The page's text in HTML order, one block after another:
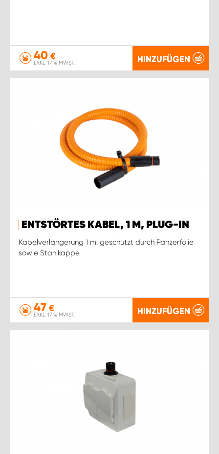
40 €
EXKL. 17 % MWST. HINZUFÜGEN
ENTSTÖRTES KABEL, 1 M, PLUG-IN
Kabelverlängerung 1 m, geschützt durch Panzerfolie
sowie Stahlkappe.
47 €
EXKL. 17 % MWST. HINZUFÜGEN